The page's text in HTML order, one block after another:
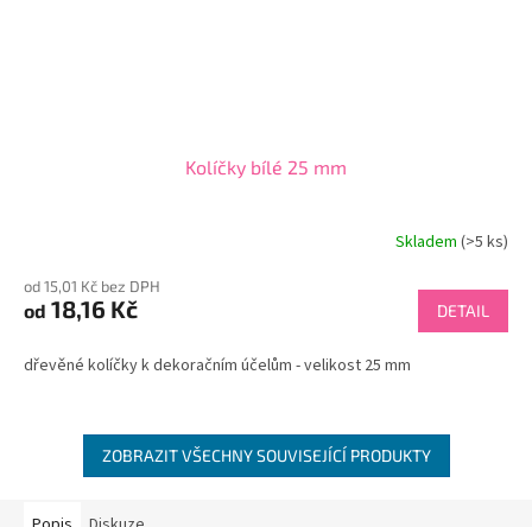
Kolíčky bílé 25 mm
Skladem (>5 ks)
od 15,01 Kč bez DPH
od 18,16 Kč DETAIL
dřevěné kolíčky k dekoračním účelům - velikost 25 mm
ZOBRAZIT VŠECHNY SOUVISEJÍCÍ PRODUKTY